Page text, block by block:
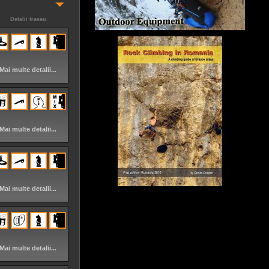
Detalii traseu
Mai multe detalii...
Mai multe detalii...
Mai multe detalii...
Mai multe detalii...